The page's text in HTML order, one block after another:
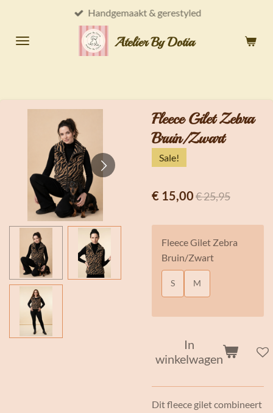
naar
Atelier By Dotia
Handgemaakt & gerestyled
Fleece Gilet Zebra
Bruin/Zwart
Sale!
€ 15,00€ 25,95
Fleece Gilet Zebra
Bruin/Zwart
S M
In
winkelwagen
Dit fleece gilet combineert